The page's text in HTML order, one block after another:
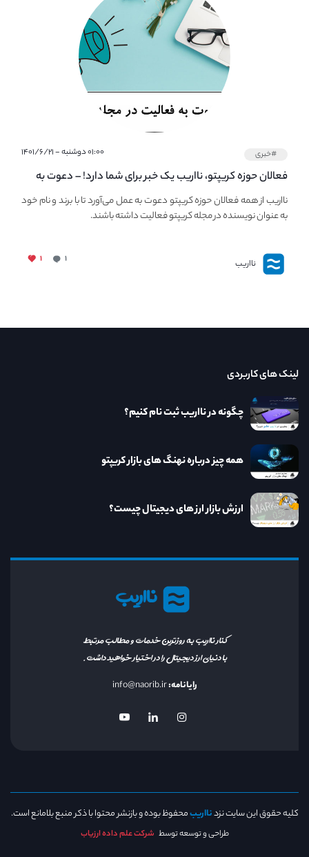
#خبری ۰۱:۰۰ دوشنبه - ۱۴۰۱/۶/۲۱
فعالان حوزه کریپتو، نااریب یک خبر برای شما دارد! – دعوت به
فعالیت در مجله کریپتو
نااریب از همه فعالان حوزه کریپتو دعوت به عمل می‌آورد تا با برند و نام خود
به عنوان نویسنده در مجله کریپتو فعالیت داشته باشند.
نااریب ۱ ۱
نااریب
کنار نااریب به روزترین خدمات و مطالب مرتبط
با دنیای ارز دیجیتال را در اختیار خواهید داشت.
رایانامه:info@naorib.ir
لینک های کاربردی
چگونه در نااریب ثبت نام کنیم؟
همه چیز درباره نهنگ های بازار کریپتو
ارزش بازار ارز های دیجیتال چیست؟
کلیه حقوق این سایت نزدنااریبمحفوظ بوده و بازنشر محتوا با ذکر منبع بلامانع است.
طراحی و توسعه توسط شرکت علم داده ارزیاب